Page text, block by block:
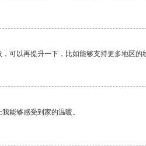
可以再提升一下，比如能够支持更多地区的
能够感受到家的温暖。